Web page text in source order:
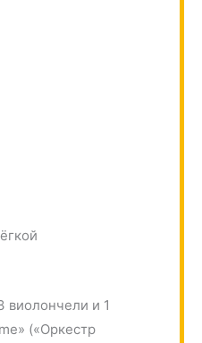
виолончели и 1
(«Оркестр